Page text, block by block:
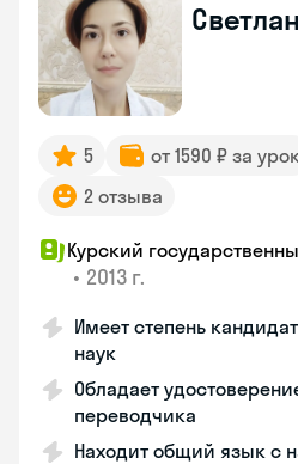
5 от 1590 ₽ за
2 отзыва
Курский
• 2013 г.
Имеет степень
наук
Обладает
переводчика
Находит общий язык с